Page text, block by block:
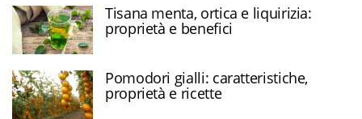
Tisana menta, ortica e liquirizia:
proprietà e benefici
Pomodori gialli: caratteristiche,
proprietà e ricette